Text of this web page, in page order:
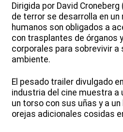
Dirigida por David Croneberg
de terror se desarrolla en un
humanos son obligados a
con trasplantes de órganos
corporales para sobrevivir a
ambiente.
El pesado trailer divulgado
industria del cine muestra a
un torso con sus uñas y a
orejas adicionales cosidas